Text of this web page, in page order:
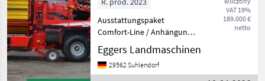
VAT 19%
189.000 €
netto
Ausstattungspaket
Comfort-Line / Anhängung
Zugkugelkupplung 80 mm /
Gelenkwelle 1 3/8 Zoll mit 6
Zähnen / Antrieb mit
Eggers Landmaschinen
29562 Suhlendorf